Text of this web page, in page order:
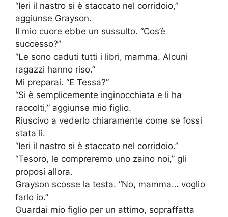
“Ieri il nastro si è staccato nel corridoio,”
aggiunse Grayson.
Il mio cuore ebbe un sussulto. “Cos’è
successo?”
“Le sono caduti tutti i libri, mamma. Alcuni
ragazzi hanno riso.”
Mi preparai. “E Tessa?”
“Si è semplicemente inginocchiata e li ha
raccolti,” aggiunse mio figlio.
Riuscivo a vederlo chiaramente come se fossi
stata lì.
“Ieri il nastro si è staccato nel corridoio.”
“Tesoro, le compreremo uno zaino noi,” gli
proposi allora.
Grayson scosse la testa. “No, mamma… voglio
farlo io.”
Guardai mio figlio per un attimo, sopraffatta